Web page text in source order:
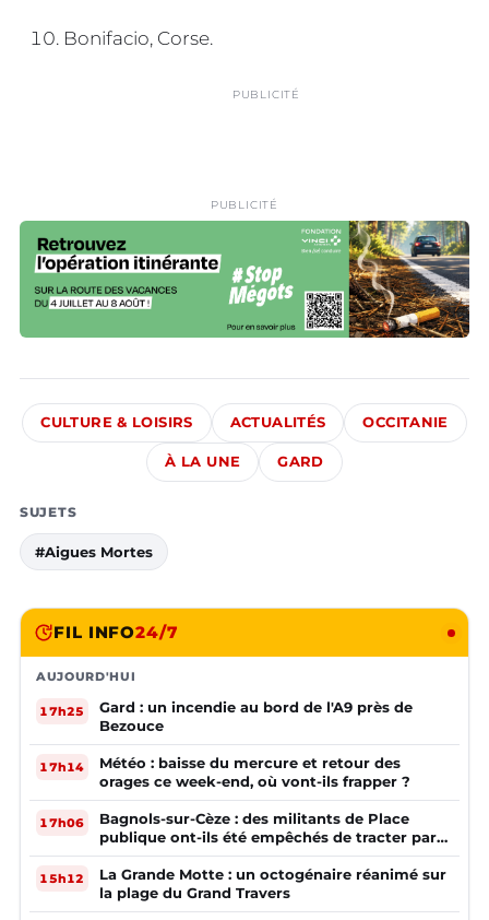
Bonifacio, Corse.
PUBLICITÉ
PUBLICITÉ
CULTURE & LOISIRS ACTUALITÉS OCCITANIE
À LA UNE GARD
SUJETS
#Aigues Mortes
FIL INFO24/7
AUJOURD'HUI
17h25
Gard : un incendie au bord de l'A9 près de
Bezouce
17h14
Météo : baisse du mercure et retour des
orages ce week-end, où vont-ils frapper ?
17h06
Bagnols-sur-Cèze : des militants de Place
publique ont-ils été empêchés de tracter par
la mairie ?
15h12
La Grande Motte : un octogénaire réanimé sur
la plage du Grand Travers